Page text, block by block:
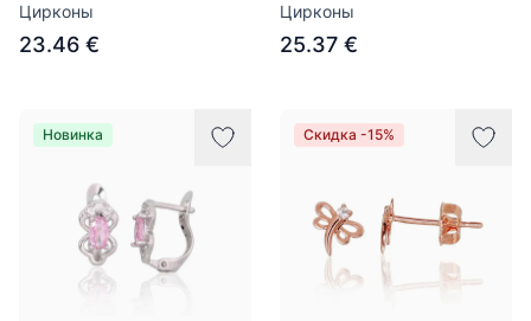
Цирконы
23.46 €
Цирконы
25.37 €
Новинка Скидка -15%